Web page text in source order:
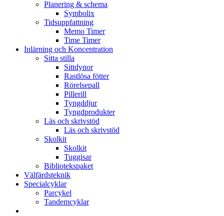
Planering & schema
Symbolix
Tidsuppfattning
Memo Timer
Time Timer
Inlärning och Koncentration
Sitta stilla
Sittdynor
Rastlösa fötter
Rörelsepall
Pillerill
Tyngddjur
Tyngdprodukter
Läs och skrivstöd
Läs och skrivstöd
Skolkit
Skolkit
Tuggisar
Bibliotekspaket
Välfärdsteknik
Specialcyklar
Parcykel
Tandemcyklar